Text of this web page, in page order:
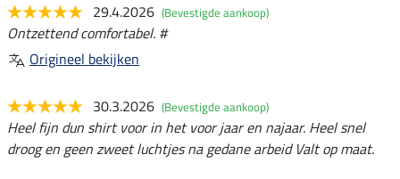
29.4.2026 (Bevestigde aankoop)
Ontzettend comfortabel. #
Origineel bekijken
30.3.2026 (Bevestigde aankoop)
Heel fijn dun shirt voor in het voor jaar en najaar. Heel snel
droog en geen zweet luchtjes na gedane arbeid Valt op maat.